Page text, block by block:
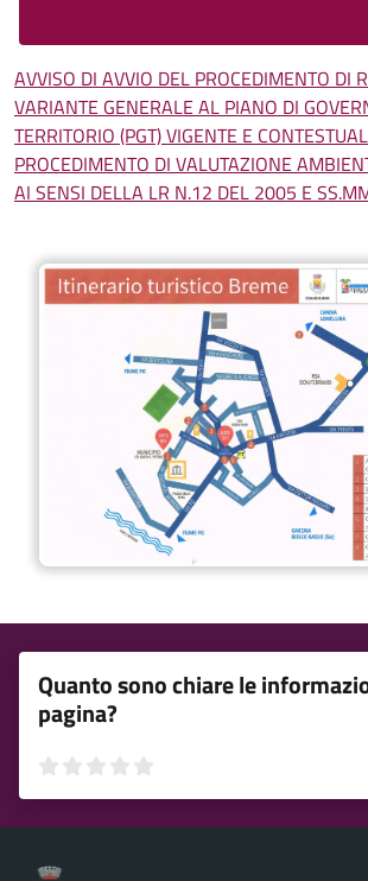
AVVISO DI AVVIO DEL PROCEDIMENTO DI
VARIANTE GENERALE AL PIANO DI
TERRITORIO (PGT) VIGENTE E
PROCEDIMENTO DI VALUTAZIONE
AI SENSI DELLA LR N.12 DEL 2005 E
Quanto sono chiare le
pagina?
Valuta 5 stelle su 5
Valuta 4 stelle su 5
Valuta 3 stelle su 5
Valuta 2 stelle su 5
Valuta 1 stelle su 5